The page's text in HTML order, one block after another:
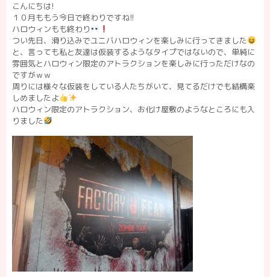
こんにちは!
１０月ももう今日で終わりですね!!
ハロウィンもも終わり
つい先日、滑り込みでユニバハロウィンを楽しみに行ってきました
と、言っても私と友達は仮装するようなタイプではないので、単純に
雰囲気とハロウィン限定のアトラクションを楽しみに行っただけなの
ですがｗｗ
周りには様々な仮装をしている人たちがいて、見てるだけでも結構楽
しめましたよ
ハロウィン限定のアトラクション、お化け屋敷のようなところにも入
りました